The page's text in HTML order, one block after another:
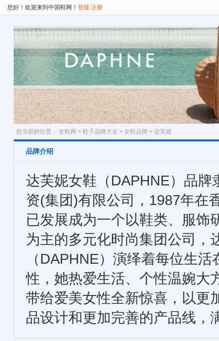
您好！欢迎来到中国鞋网！ 登陆 注册
您当前的位置： 女鞋网 > 鞋子品牌大全 > 女鞋品牌 > 达芙妮
品牌介绍
达芙妮女鞋（DAPHNE）品牌
资(集团)有限公司，1987年在
已发展成为一个以鞋类、服饰
为主的多元化时尚集团公司，
（DAPHNE）演绎着每位生
性，她热爱生活、个性温婉大
带给爱美女性全新惊喜，以更
品设计和更加完善的产品线，